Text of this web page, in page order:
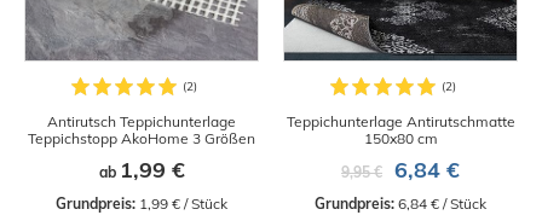
Antirutsch Teppichunterlage
Teppichstopp AkoHome 3 Größen
ab 1,99 €
Grundpreis: 1,99 € / Stück
Teppichunterlage Antirutschmatte
150x80 cm
9,95 €
6,84 €
Grundpreis: 6,84 € / Stück